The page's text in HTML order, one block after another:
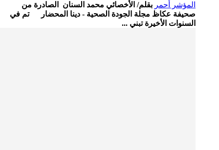
المؤشر أحمر بقلم/ الأخصائي محمد السنان الصادرة من
صحيفة عكاظ مجلة الجودة الصحية - دينا المحضار تم في
السنوات الأخيرة تبني ...